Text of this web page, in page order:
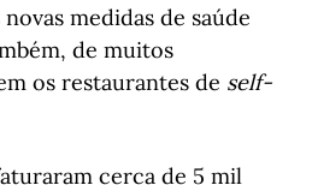
medidas de saúde
de muitos
os restaurantes de self-
cerca de 5 mil